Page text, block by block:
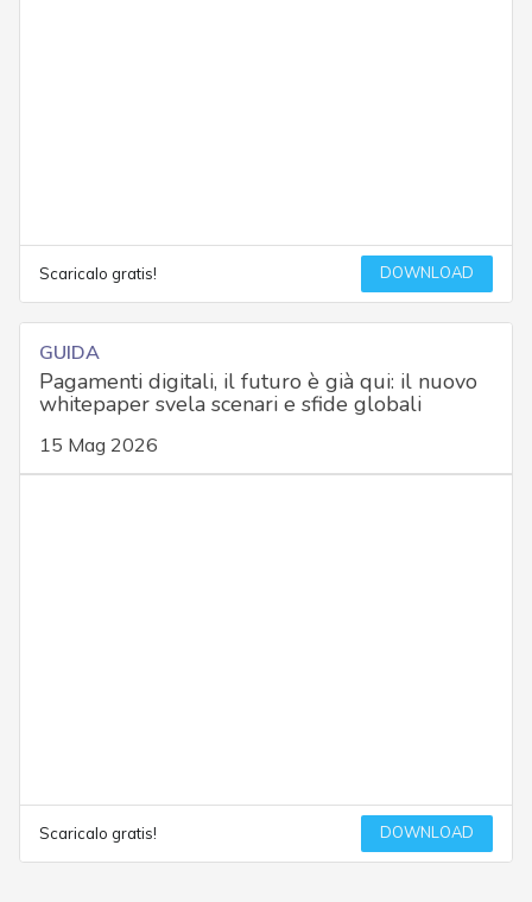
Scaricalo gratis! DOWNLOAD
GUIDA
Pagamenti digitali, il futuro è già qui: il nuovo
whitepaper svela scenari e sfide globali
15 Mag 2026
Scaricalo gratis! DOWNLOAD